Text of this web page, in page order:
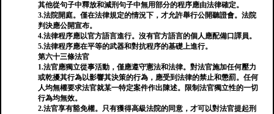
其他從句子中釋放和減刑句子中無用部分的程序應由法律確定。
3.法院開庭。僅在法律規定的情況下，才允許舉行公開聽證會。法院
判決應公開宣布。
4.法律程序應以官方語言進行。沒有官方語言的個人應配備口譯員。
5.法律程序應在平等的武器和對抗程序的基礎上進行。
第六十三條法官
1.法官應獨立從事活動，僅應遵守憲法和法律。對法官施加任何壓力
或乾擾其行為以影響其決策的行為，應受到法律的禁止和懲罰。任何
人均無權要求法官就某一特定案件作出陳述。限制法官獨立性的一切
行為均無效。
2.法官享有豁免權。只有獲得高級法院的同意，才可以對法官提起刑